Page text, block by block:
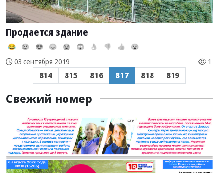
Продается здание
😂 😢 😍 😞 😭 😱 👌 👎 👍 😮
03 сентября 2019 1
814 815 816 817 818 819
Свежий номер